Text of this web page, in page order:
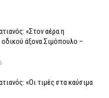
«Στον αέρα η
άξονα Σιμόπουλο –
«Οι τιμές στα καύσιμα